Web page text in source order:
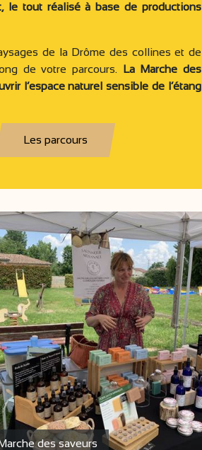
le tout réalisé à base de productions
de la Drôme des collines et de
de votre parcours. La Marche des
l’espace naturel sensible de l’étang
Les parcours
des saveurs